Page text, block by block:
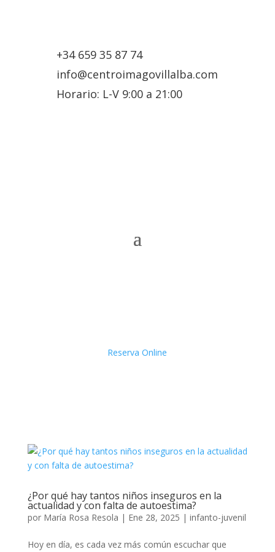
+34 659 35 87 74
info@centroimagovillalba.com
Horario: L-V 9:00 a 21:00
Reserva Online
¿Por qué hay tantos niños inseguros en la
actualidad y con falta de autoestima?
por María Rosa Resola | Ene 28, 2025 | infanto-juvenil
Hoy en día, es cada vez más común escuchar que